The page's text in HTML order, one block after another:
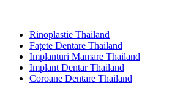
Rinoplastie Thailand
Fațete Dentare Thailand
Implanturi Mamare Thailand
Implant Dentar Thailand
Coroane Dentare Thailand